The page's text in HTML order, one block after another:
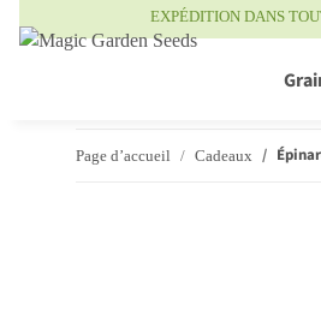
EXPÉDITION DANS
Page d’accueil Cadeaux